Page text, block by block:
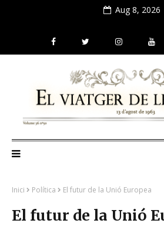
Aug 8, 2026
Inici Política El futur de la Unió Europea
El futur de la Unió